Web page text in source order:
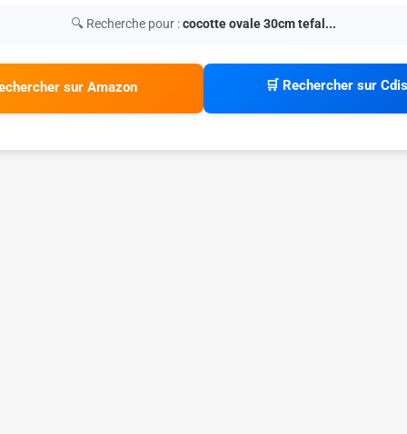
🔍 Recherche pour :cocotte ovale 30cm tefal...
sur Amazon 🛒 Rechercher sur